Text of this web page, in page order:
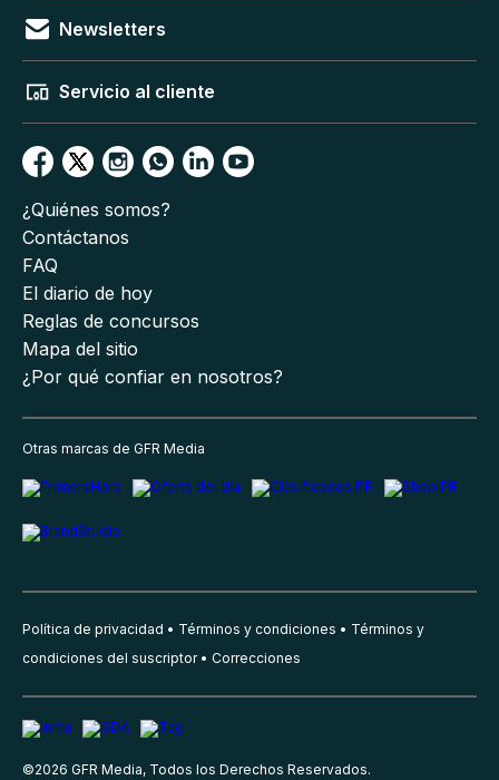
Newsletters
Servicio al cliente
¿Quiénes somos?
Contáctanos
FAQ
El diario de hoy
Reglas de concursos
Mapa del sitio
¿Por qué confiar en nosotros?
Otras marcas de GFR Media
Política de privacidad Términos y condiciones
Términos y
condiciones del suscriptor
Correcciones
©2026 GFR Media, Todos los Derechos Reservados.